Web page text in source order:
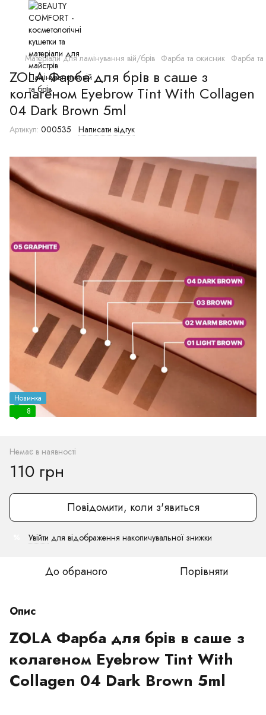
Матеріали для ламінування вій/брів Фарба та окисник Фарба
ZOLA Фарба для брів в саше з
колагеном Eyebrow Tint With Collagen
04 Dark Brown 5ml
Артикул: 000535 Написати відгук
Новинка
8
Немає в наявності
110 грн
Повідомити, коли з'явиться
Увійти для відображення накопичувальної знижки
До обраного Порівняти
Опис
ZOLA Фарба для брів в саше з
колагеном Eyebrow Tint With
Collagen 04 Dark Brown 5ml